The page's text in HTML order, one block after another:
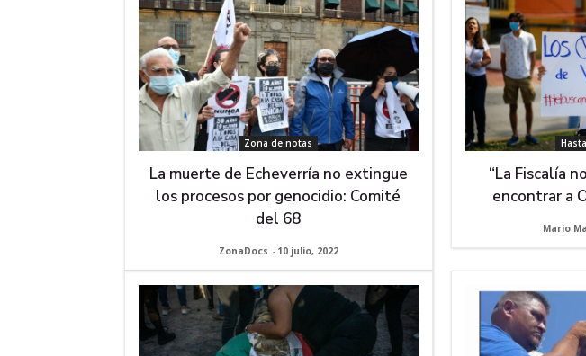
Zona de notas
La muerte de Echeverría no extingue
los procesos por genocidio: Comité
del 68
ZonaDocs - 10 julio, 2022
“La Fiscalía
encontrar a
Mario